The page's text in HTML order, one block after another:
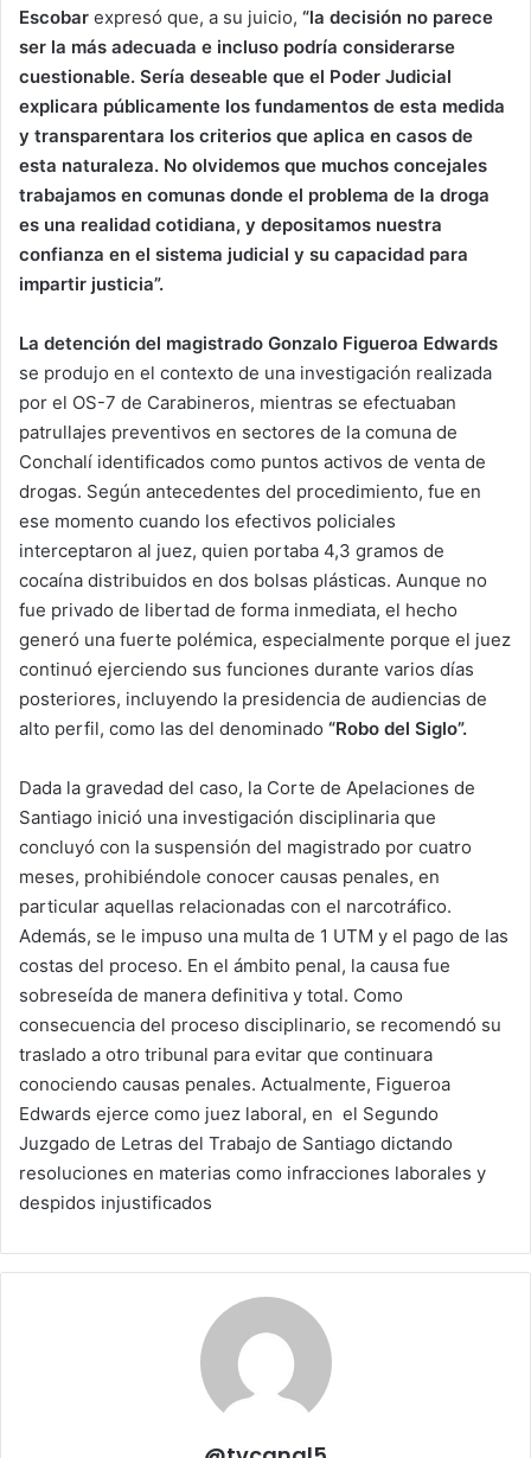
Escobar expresó que, a su juicio, “la decisión no parece
ser la más adecuada e incluso podría considerarse
cuestionable. Sería deseable que el Poder Judicial
explicara públicamente los fundamentos de esta medida
y transparentara los criterios que aplica en casos de
esta naturaleza. No olvidemos que muchos concejales
trabajamos en comunas donde el problema de la droga
es una realidad cotidiana, y depositamos nuestra
confianza en el sistema judicial y su capacidad para
impartir justicia”.
La detención del magistrado Gonzalo Figueroa Edwards
se produjo en el contexto de una investigación realizada
por el OS-7 de Carabineros, mientras se efectuaban
patrullajes preventivos en sectores de la comuna de
Conchalí identificados como puntos activos de venta de
drogas. Según antecedentes del procedimiento, fue en
ese momento cuando los efectivos policiales
interceptaron al juez, quien portaba 4,3 gramos de
cocaína distribuidos en dos bolsas plásticas. Aunque no
fue privado de libertad de forma inmediata, el hecho
generó una fuerte polémica, especialmente porque el juez
continuó ejerciendo sus funciones durante varios días
posteriores, incluyendo la presidencia de audiencias de
alto perfil, como las del denominado “Robo del Siglo”.
Dada la gravedad del caso, la Corte de Apelaciones de
Santiago inició una investigación disciplinaria que
concluyó con la suspensión del magistrado por cuatro
meses, prohibiéndole conocer causas penales, en
particular aquellas relacionadas con el narcotráfico.
Además, se le impuso una multa de 1 UTM y el pago de las
costas del proceso. En el ámbito penal, la causa fue
sobreseída de manera definitiva y total. Como
consecuencia del proceso disciplinario, se recomendó su
traslado a otro tribunal para evitar que continuara
conociendo causas penales. Actualmente, Figueroa
Edwards ejerce como juez laboral, en el Segundo
Juzgado de Letras del Trabajo de Santiago dictando
resoluciones en materias como infracciones laborales y
despidos injustificados